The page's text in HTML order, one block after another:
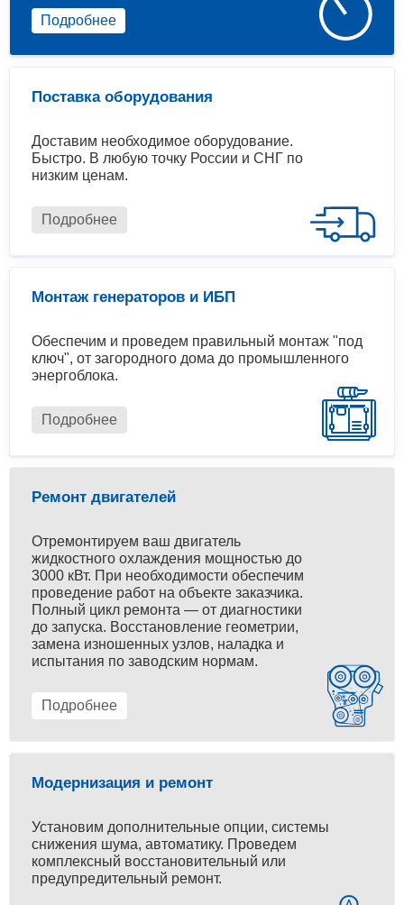
Поставка оборудования
Доставим необходимое оборудование.
Быстро. В любую точку России и СНГ по
низким ценам.
Подробнее
Монтаж генераторов и ИБП
Обеспечим и проведем правильный монтаж "под
ключ", от загородного дома до промышленного
энергоблока.
Подробнее
Подробнее
Ремонт двигателей
Отремонтируем ваш двигатель
жидкостного охлаждения мощностью до
3000 кВт. При необходимости обеспечим
проведение работ на объекте заказчика.
Полный цикл ремонта — от диагностики
до запуска. Восстановление геометрии,
замена изношенных узлов, наладка и
испытания по заводским нормам.
Подробнее
Модернизация и ремонт
Установим дополнительные опции, системы
снижения шума, автоматику. Проведем
комплексный восстановительный или
предупредительный ремонт.